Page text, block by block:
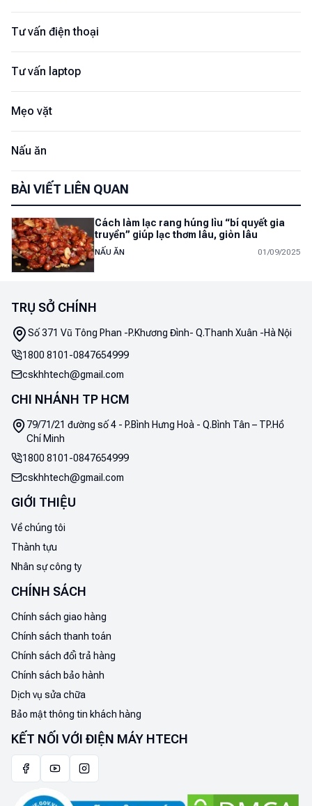
Tư vấn điện thoại
Tư vấn laptop
Mẹo vặt
Nấu ăn
BÀI VIẾT LIÊN QUAN
Cách làm lạc rang húng lìu “bí quyết gia
truyền” giúp lạc thơm lâu, giòn lâu
NẤU ĂN 01/09/2025
TRỤ SỞ CHÍNH
Số 371 Vũ Tông Phan -P.Khương Đình- Q.Thanh Xuân -Hà Nội
1800 8101 -0847654999
cskhhtech@gmail.com
CHI NHÁNH TP HCM
79/71/21 đường số 4 - P.Bình Hưng Hoà - Q.Bình Tân – TP.Hồ
Chí Minh
1800 8101 -0847654999
cskhhtech@gmail.com
GIỚI THIỆU
Về chúng tôi
Thành tựu
Nhân sự công ty
CHÍNH SÁCH
Chính sách giao hàng
Chính sách thanh toán
Chính sách đổi trả hàng
Chính sách bảo hành
Dịch vụ sửa chữa
Bảo mật thông tin khách hàng
KẾT NỐI VỚI ĐIỆN MÁY HTECH